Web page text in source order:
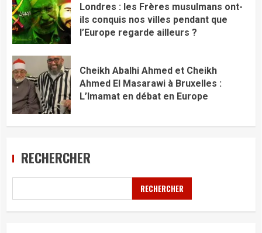
Londres : les Frères musulmans ont-
ils conquis nos villes pendant que
l’Europe regarde ailleurs ?
Cheikh Abalhi Ahmed et Cheikh
Ahmed El Masarawi à Bruxelles :
L’Imamat en débat en Europe
RECHERCHER
RECHERCHER